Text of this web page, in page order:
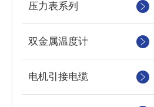
压力表系列
双金属温度计
电机引接电缆